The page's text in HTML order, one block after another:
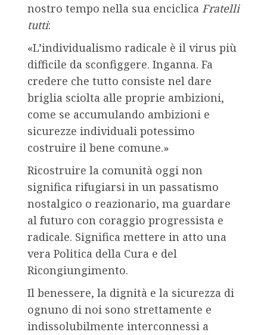
nostro tempo nella sua enciclica Fratelli
tutti:
«L’individualismo radicale è il virus più
difficile da sconfiggere. Inganna. Fa
credere che tutto consiste nel dare
briglia sciolta alle proprie ambizioni,
come se accumulando ambizioni e
sicurezze individuali potessimo
costruire il bene comune.»
Ricostruire la comunità oggi non
significa rifugiarsi in un passatismo
nostalgico o reazionario, ma guardare
al futuro con coraggio progressista e
radicale. Significa mettere in atto una
vera Politica della Cura e del
Ricongiungimento.
Il benessere, la dignità e la sicurezza di
ognuno di noi sono strettamente e
indissolubilmente interconnessi a